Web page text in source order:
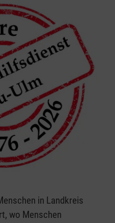
in Landkreis
wo Menschen